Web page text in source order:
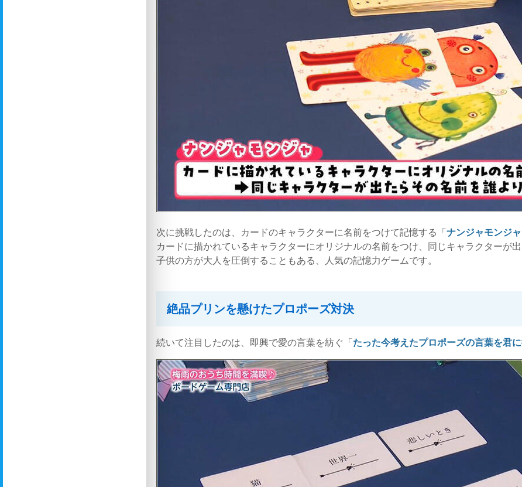
次に挑戦したのは、カードのキャラクターに名前をつけて記憶する「ナンジャモンジャ
カードに描かれているキャラクターにオリジナルの名前をつけ、同じキャラクターが
子供の方が大人を圧倒することもある、人気の記憶力ゲームです。
絶品プリンを懸けたプロポーズ対決
続いて注目したのは、即興で愛の言葉を紡ぐ「たった今考えたプロポーズの言葉を君に